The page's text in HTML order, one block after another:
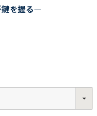
鍵を握る―